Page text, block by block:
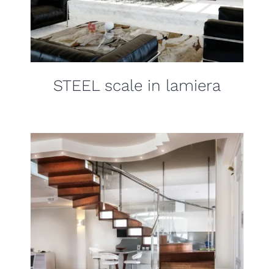
STEEL scale in lamiera